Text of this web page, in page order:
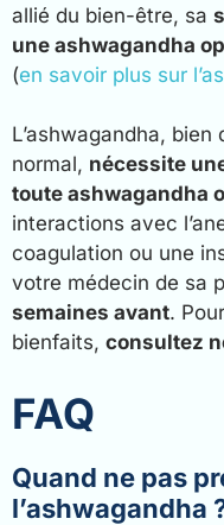
allié du bien-être, sa
une ashwagandha
(en savoir plus sur
L’ashwagandha,
normal, nécessite
toute ashwagandha
interactions avec
coagulation ou une
votre médecin de sa
semaines avant.
bienfaits, consultez
FAQ
Quand ne pas
l’ashwagandha